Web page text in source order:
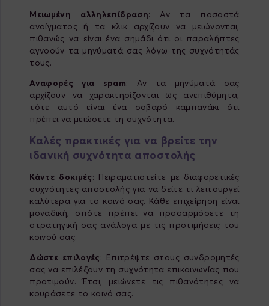
Μειωμένη αλληλεπίδραση: Αν τα ποσοστά
ανοίγματος ή τα κλικ αρχίζουν να μειώνονται,
πιθανώς να είναι ένα σημάδι ότι οι παραλήπτες
αγνοούν τα μηνύματά σας λόγω της συχνότητάς
τους.
Αναφορές για spam: Αν τα μηνύματά σας
αρχίζουν να χαρακτηρίζονται ως ανεπιθύμητα,
τότε αυτό είναι ένα σοβαρό καμπανάκι ότι
πρέπει να μειώσετε τη συχνότητα.
Καλές πρακτικές για να βρείτε την
ιδανική συχνότητα αποστολής
Κάντε δοκιμές: Πειραματιστείτε με διαφορετικές
συχνότητες αποστολής για να δείτε τι λειτουργεί
καλύτερα για το κοινό σας. Κάθε επιχείρηση είναι
μοναδική, οπότε πρέπει να προσαρμόσετε τη
στρατηγική σας ανάλογα με τις προτιμήσεις του
κοινού σας.
Δώστε επιλογές: Επιτρέψτε στους συνδρομητές
σας να επιλέξουν τη συχνότητα επικοινωνίας που
προτιμούν. Έτσι, μειώνετε τις πιθανότητες να
κουράσετε το κοινό σας.